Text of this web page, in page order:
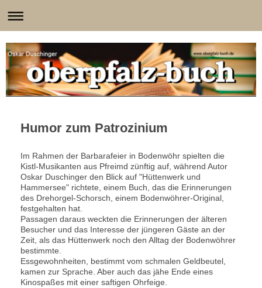
Humor zum Patrozinium
Im Rahmen der Barbarafeier in Bodenwöhr spielten die
Kistl-Musikanten aus Pfreimd zünftig auf, während Autor
Oskar Duschinger den Blick auf "Hüttenwerk und
Hammersee" richtete, einem Buch, das die Erinnerungen
des Drehorgel-Schorsch, einem Bodenwöhrer-Original,
festgehalten hat.
Passagen daraus weckten die Erinnerungen der älteren
Besucher und das Interesse der jüngeren Gäste an der
Zeit, als das Hüttenwerk noch den Alltag der Bodenwöhrer
bestimmte.
Essgewohnheiten, bestimmt vom schmalen Geldbeutel,
kamen zur Sprache. Aber auch das jähe Ende eines
Kinospaßes mit einer saftigen Ohrfeige.